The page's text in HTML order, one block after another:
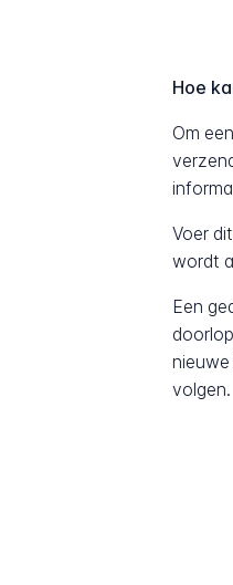
Hoe
Om
Voer
wordt
Een
volgen.